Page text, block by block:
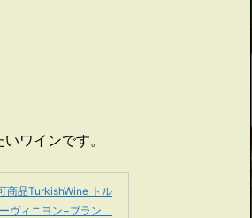
ワインです。
商品TurkishWine トル
ヴィニヨン−ブラン